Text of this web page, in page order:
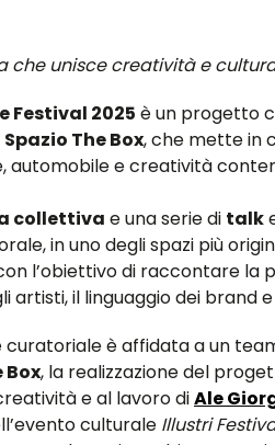
che unisce creatività e
Festival 2025 è un progetto
Spazio The Box, che mette in
automobile e creatività
collettiva e una serie di talk
in uno degli spazi più
l’obiettivo di raccontare la
artisti, il linguaggio dei brand
curatoriale è affidata a un
Box, la realizzazione del
e al lavoro diAle
culturale Illustri